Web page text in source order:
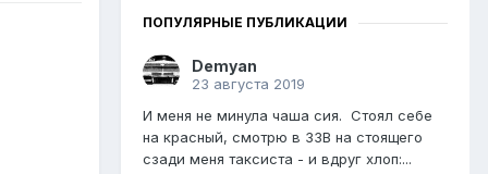
ПОПУЛЯРНЫЕ ПУБЛИКАЦИИ
Demyan
23 августа 2019
И меня не минула чаша сия. Стоял себе
на красный, смотрю в ЗЗВ на стоящего
сзади меня таксиста - и вдруг хлоп:...